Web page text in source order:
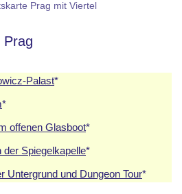
Prag mit Viertel
Prag
Palast*
*
offenen Glasboot*
Spiegelkapelle*
Untergrund und Dungeon Tour*